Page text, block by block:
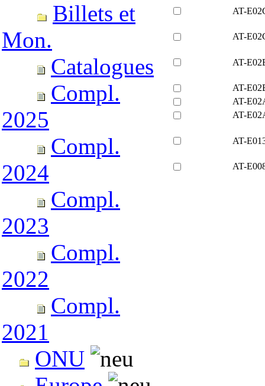
Billets et
Mon.
Catalogues
Compl.
2025
Compl.
2024
Compl.
2023
Compl.
2022
Compl.
2021
ONU
AT-
AT-
AT-
AT-
AT-
AT-
AT-
AT-